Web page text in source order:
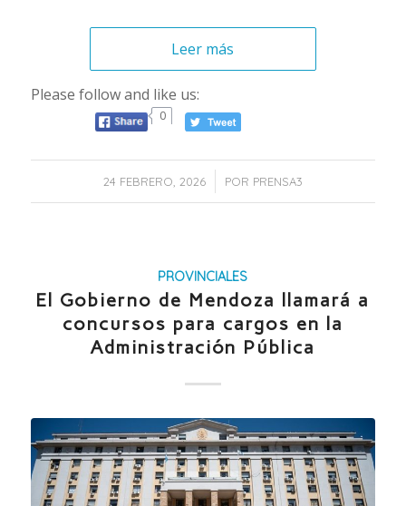
Leer más
Please follow and like us:
0
24 FEBRERO, 2026
/ POR PRENSA3
PROVINCIALES
El Gobierno de Mendoza llamará a
concursos para cargos en la
Administración Pública